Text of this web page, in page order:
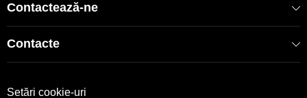
Contactează-ne
Contacte
Setări cookie-uri